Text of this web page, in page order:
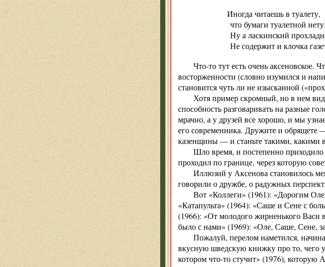
Иногда читаешь в туалету,
что бумаги туалетной нету.
Ну а ласкинский
Не содержит и клочка
Что-то тут есть очень аксеновское.
восторженности (словно изумился и
становится чуть ли не изысканной
Хотя пример скромный, но в нем
способность разговаривать на разные
мрачно, а у друзей все хорошо, и мы
его современника. Дружите и обрящете
казенщины — и станьте такими, какими
Шло время, и постепенно
проходил по границе, через которую
Иллюзий у Аксенова становилось
говорили о дружбе, о радужных
Вот «Коллеги» (1961): «Дорогим
«Катапульта» (1964): «Саше и Сене с
(1966): «От молодого жирненького
было с нами» (1969): «Оле, Саше, Сене,
Пожалуй, перелом наметился,
вкусную шведскую книжку про то, чего
котором что-то стучит» (1976),